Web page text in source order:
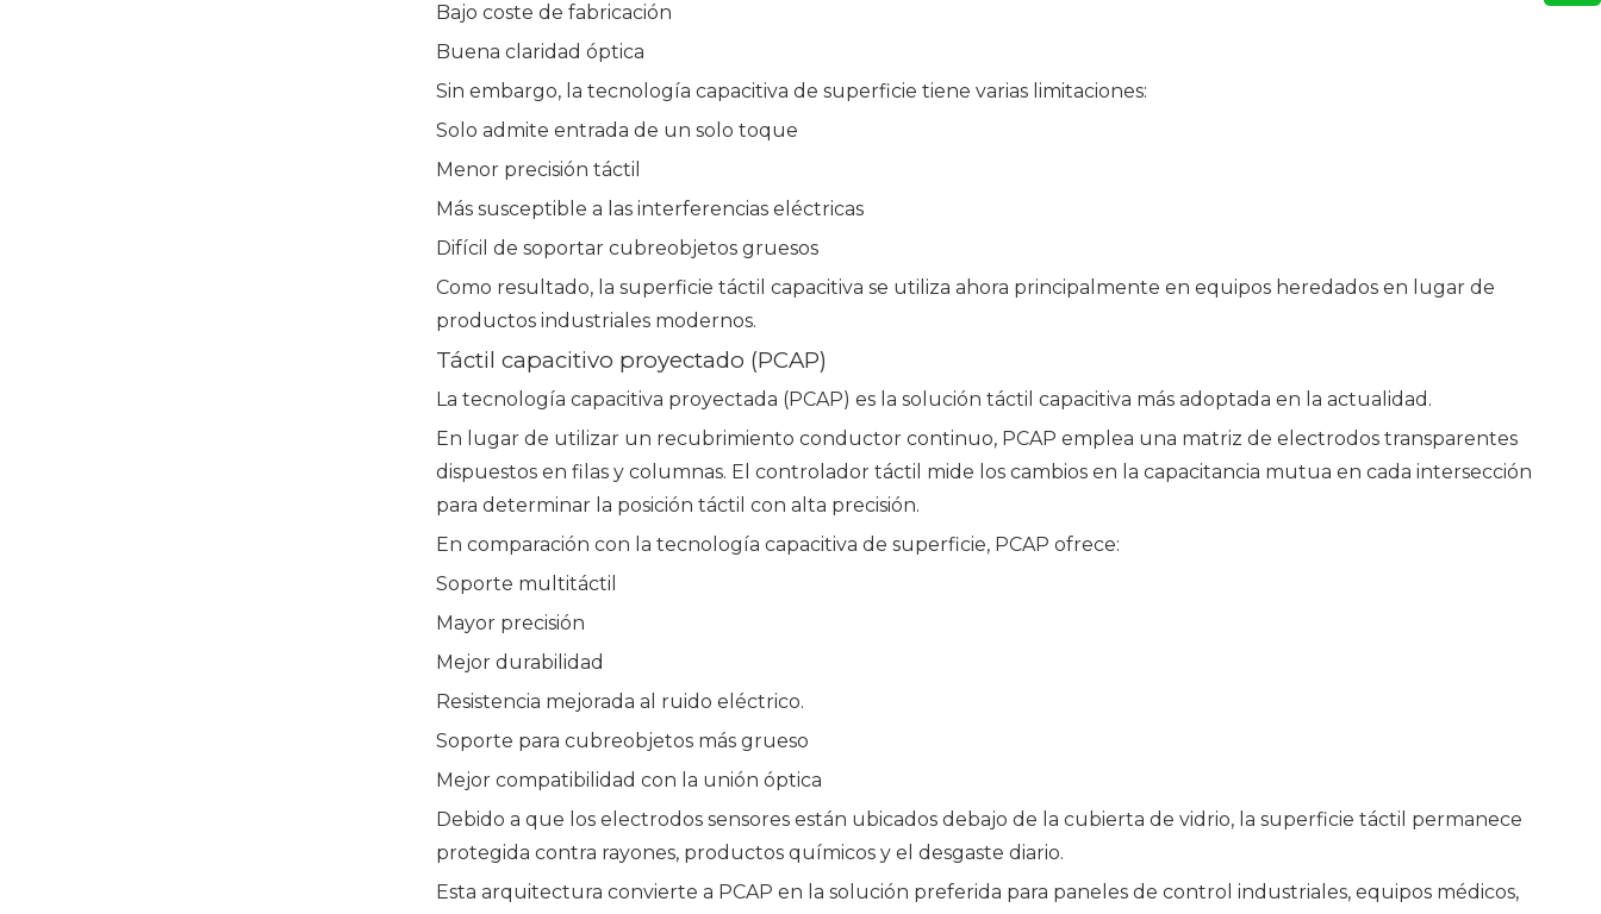
Bajo coste de fabricación
Buena claridad óptica
Sin embargo, la tecnología capacitiva de superficie tiene varias limitaciones:
Solo admite entrada de un solo toque
Menor precisión táctil
Más susceptible a las interferencias eléctricas
Difícil de soportar cubreobjetos gruesos
Como resultado, la superficie táctil capacitiva se utiliza ahora principalmente en equipos heredados en lugar de
productos industriales modernos.
Táctil capacitivo proyectado (PCAP)
La tecnología capacitiva proyectada (PCAP) es la solución táctil capacitiva más adoptada en la actualidad.
En lugar de utilizar un recubrimiento conductor continuo, PCAP emplea una matriz de electrodos transparentes
dispuestos en filas y columnas. El controlador táctil mide los cambios en la capacitancia mutua en cada intersección
para determinar la posición táctil con alta precisión.
En comparación con la tecnología capacitiva de superficie, PCAP ofrece:
Soporte multitáctil
Mayor precisión
Mejor durabilidad
Resistencia mejorada al ruido eléctrico.
Soporte para cubreobjetos más grueso
Mejor compatibilidad con la unión óptica
Debido a que los electrodos sensores están ubicados debajo de la cubierta de vidrio, la superficie táctil permanece
protegida contra rayones, productos químicos y el desgaste diario.
Esta arquitectura convierte a PCAP en la solución preferida para paneles de control industriales, equipos médicos,